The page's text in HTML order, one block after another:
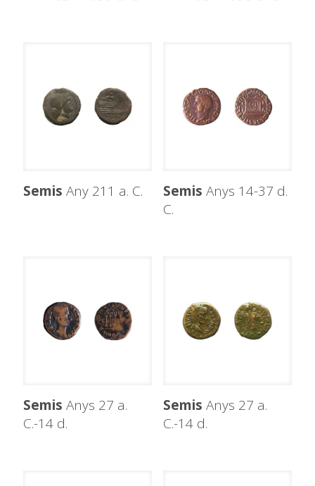
Semis Any 211 a. C. Semis Anys 14-37 d.
C.
Semis Anys 27 a.
C.-14 d.
Semis Anys 27 a.
C.-14 d.